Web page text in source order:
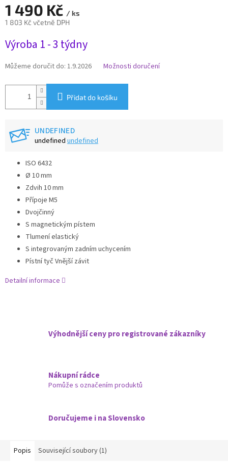
1 490 Kč / ks
1 803 Kč včetně DPH
cena:
Výroba 1 - 3 týdny
Můžeme doručit do: 1.9.2026 Možnosti doručení
Přidat do košíku
UNDEFINED
undefined undefined
ISO 6432
Ø 10 mm
Zdvih 10 mm
Přípoje M5
Dvojčinný
S magnetickým pístem
Tlumení elastický
S integrovaným zadním uchycením
Pístní tyč Vnější závit
Detailní informace
Výhodnější ceny pro registrované zákazníky
Nákupní rádce
Pomůže s označením produktů
Doručujeme i na Slovensko
Popis Související soubory (1)